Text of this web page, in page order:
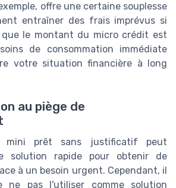
offre une certaine souplesse
entraîner des frais imprévus si
que le montant du micro crédit est
de consommation immédiate
votre situation financière à long
au piège de
mini prêt sans justificatif peut
solution rapide pour obtenir de
à un besoin urgent. Cependant, il
ne pas l'utiliser comme solution